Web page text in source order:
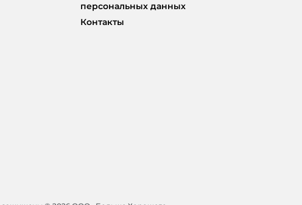
персональных данных
Контакты